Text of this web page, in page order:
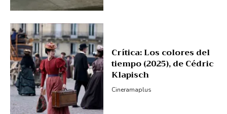
Crítica: Los colores del
tiempo (2025), de Cédric
Klapisch
Cineramaplus